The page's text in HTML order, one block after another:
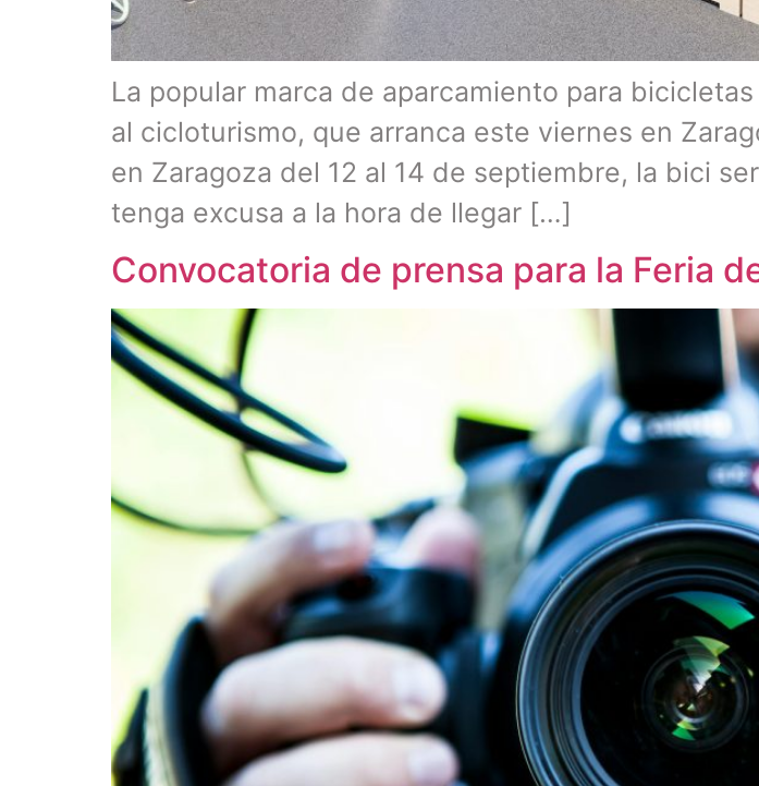
La popular marca de aparcamiento para
al cicloturismo, que arranca este viernes en
en Zaragoza del 12 al 14 de septiembre, la bici
tenga excusa a la hora de llegar […]
Convocatoria de prensa para la Feria